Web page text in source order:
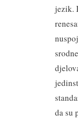
jezik.
da su